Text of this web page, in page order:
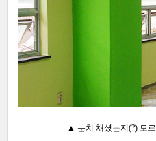
▲ 눈치 채셨는지(?) 모